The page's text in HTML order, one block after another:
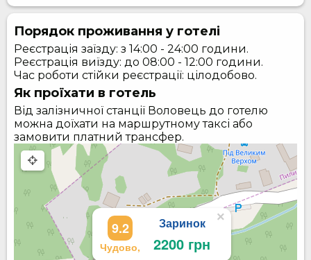
Порядок проживання у готелі
Реєстрація заїзду: з 14:00 - 24:00 години.
Реєстрація виїзду: до 08:00 - 12:00 години.
Час роботи стійки реєстрації: цілодобово.
Як проїхати в готель
Від залізничної станції Воловець до готелю
можна доїхати на маршрутному таксі або
замовити платний трансфер.
Чудово,
9.2 Заринок
2200 грн
×